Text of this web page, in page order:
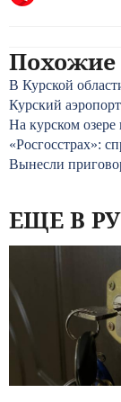
Похожие
В Курской
Курский
На курском
«Росгосстрах»:
Вынесли
ЕЩЕ В